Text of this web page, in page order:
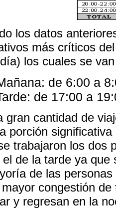
los datos
más críticos
los cuales se
de 6:00 a
de 17:00 a
gran cantidad de
porción
trabajaron los dos
de la tarde ya
de las
congestión
y regresan en la